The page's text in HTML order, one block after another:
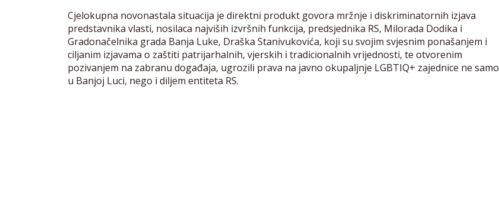
Cjelokupna novonastala situacija je direktni produkt govora mržnje i diskriminatornih izjava
predstavnika vlasti, nosilaca najviših izvršnih funkcija, predsjednika RS, Milorada Dodika i
Gradonačelnika grada Banja Luke, Draška Stanivukovića, koji su svojim svjesnim ponašanjem i
ciljanim izjavama o zaštiti patrijarhalnih, vjerskih i tradicionalnih vrijednosti, te otvorenim
pozivanjem na zabranu događaja, ugrozili prava na javno okupaljnje LGBTIQ+ zajednice ne samo
u Banjoj Luci, nego i diljem entiteta RS.